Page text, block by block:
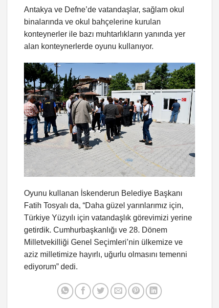
Antakya ve Defne’de vatandaşlar, sağlam okul
binalarında ve okul bahçelerine kurulan
konteynerler ile bazı muhtarlıkların yanında yer
alan konteynerlerde oyunu kullanıyor.
Oyunu kullanan İskenderun Belediye Başkanı
Fatih Tosyalı da, “Daha güzel yarınlarımız için,
Türkiye Yüzyılı için vatandaşlık görevimizi yerine
getirdik. Cumhurbaşkanlığı ve 28. Dönem
Milletvekilliği Genel Seçimleri’nin ülkemize ve
aziz milletimize hayırlı, uğurlu olmasını temenni
ediyorum” dedi.